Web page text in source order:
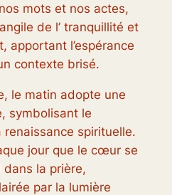
mots et nos actes,
de l’ tranquillité et
apportant l’espérance
contexte brisé.
le matin adopte une
symbolisant le
spirituelle.
jour que le cœur se
dans la prière,
par la lumière